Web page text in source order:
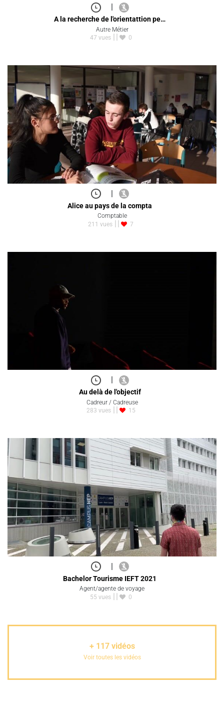
|
A la recherche de l'orientattion pe…
Autre Métier
47 vues
0
|
Alice au pays de la compta
Comptable
211 vues
7
|
Au delà de l'objectif
Cadreur / Cadreuse
283 vues
15
|
Bachelor Tourisme IEFT 2021
Agent/agente de voyage
55 vues
0
+ 117vidéos
Voir toutes les vidéos